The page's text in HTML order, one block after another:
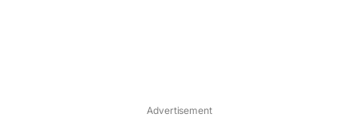
Advertisement